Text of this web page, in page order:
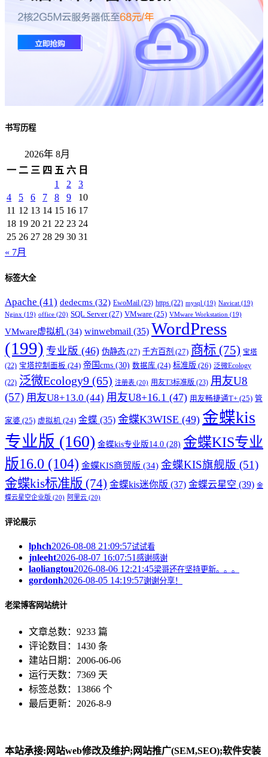
书写历程
2026年 8月
一 二 三 四 五 六 日
1
2
3
4
5 6 7 8 9
10
11 12 13 14 15 16 17
18 19 20 21 22 23 24
25 26 27 28 29 30 31
« 7月
标签大全
Apache (41) dedecms (32) EwoMail (23) https (22) mysql (19) Navicat (19)
Nginx (19) office (20) SQL Server(27) VMware (25) VMware Workstation (19)
VMware虚拟机 (34) winwebmail (35) WordPress
(199) 专业版 (46) 伪静态 (27) 千方百剂 (27) 商标 (75) 宝塔
(22) 宝塔控制面板 (24) 帝国cms (30) 数据库 (24) 标准版 (26) 泛微Ecology
(22) 泛微Ecology9 (65) 注册表 (20) 用友T3标准版 (23) 用友U8
(57) 用友U8+13.0 (44) 用友U8+16.1 (47) 用友畅捷通T+ (25) 管
家婆 (25) 虚拟机 (24) 金蝶 (35) 金蝶K3WISE (49) 金蝶kis
专业版 (160) 金蝶kis专业版14.0 (28) 金蝶KIS专业
版16.0 (104) 金蝶KIS商贸版 (34) 金蝶KIS旗舰版 (51)
金蝶kis标准版 (74) 金蝶kis迷你版 (37) 金蝶云星空 (39) 金
蝶云星空企业版 (20) 阿里云 (20)
评论展示
lphch2026-08-08 21:09:57试试看
jnleeht2026-08-07 16:07:51 感谢感谢
laoliangtou2026-08-06 12:21:45梁哥还在坚持更新。。。
gordonh2026-08-05 14:19:57谢谢分享！
老梁博客网站统计
文章总数：9233 篇
评论数目：1430 条
建站日期：2006-06-06
运行天数：7369 天
标签总数：13866 个
最后更新：2026-8-9
本站承接:网站web修改及维护;网站推广(SEM,SEO);软件安装